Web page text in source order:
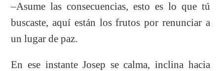
–Asume las consecuencias, esto es lo que tú
buscaste, aquí están los frutos por renunciar a
un lugar de paz.
En ese instante Josep se calma, inclina hacia